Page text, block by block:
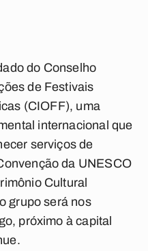
do Conselho
de Festivais
(CIOFF), uma
internacional que
serviços de
da UNESCO
Cultural
grupo será nos
próximo à capital